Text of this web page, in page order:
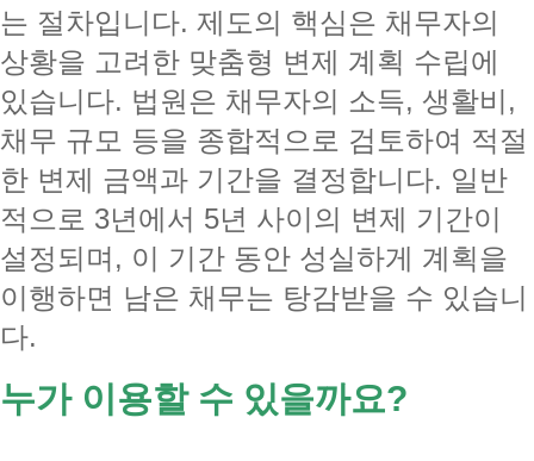
는 절차입니다. 제도의 핵심은 채무자의
상황을 고려한 맞춤형 변제 계획 수립에
있습니다. 법원은 채무자의 소득, 생활비,
채무 규모 등을 종합적으로 검토하여 적절
한 변제 금액과 기간을 결정합니다. 일반
적으로 3년에서 5년 사이의 변제 기간이
설정되며, 이 기간 동안 성실하게 계획을
이행하면 남은 채무는 탕감받을 수 있습니
다.
누가 이용할 수 있을까요?